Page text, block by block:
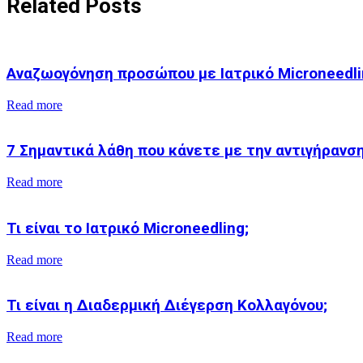
Related Posts
Αναζωογόνηση προσώπου με Ιατρικό
Read more
7 Σημαντικά λάθη που κάνετε με την
Read more
Τι είναι το Ιατρικό Microneedling;
Read more
Τι είναι η Διαδερμική Διέγερση Κολλαγόνου;
Read more